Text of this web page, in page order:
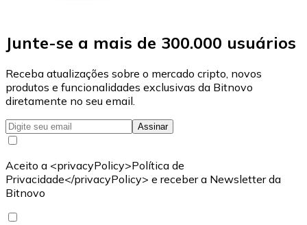
Junte-se a mais de 300.000 usuários
Receba atualizações sobre o mercado cripto, novos
produtos e funcionalidades exclusivas da Bitnovo
diretamente no seu email.
Assinar
Aceito a <privacyPolicy>Política de
Privacidade</privacyPolicy> e receber a Newsletter da
Bitnovo